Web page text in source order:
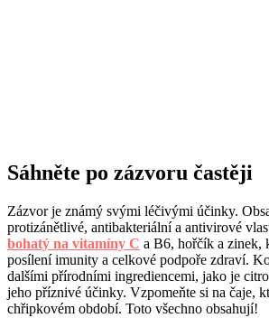
Sáhněte po zázvoru častěji
Zázvor je známý svými léčivými účinky.
protizánětlivé, antibakteriální a antivirové
bohatý na vitamíny C a B6, hořčík a zinek,
posílení imunity a celkové podpoře zdraví.
dalšími přírodními ingrediencemi, jako je
jeho příznivé účinky. Vzpomeňte si na čaje,
chřipkovém období. Toto všechno obsahují!